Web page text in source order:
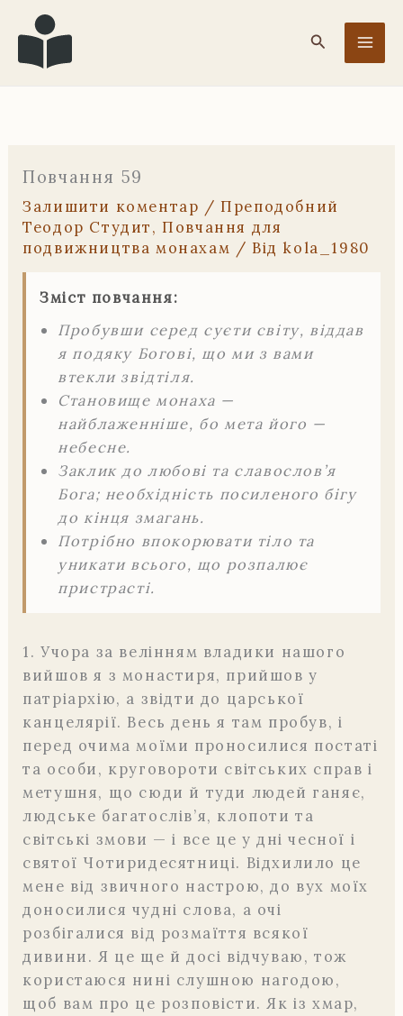
Перейти
до
вмісту
Пошук
Повчання 59
Залишити коментар / Преподобний
Теодор Студит, Повчання для
подвижництва монахам / Від kola_1980
Зміст повчання:
Пробувши серед суєти світу, віддав
я подяку Богові, що ми з вами
втекли звідтіля.
Становище монаха —
найблаженніше, бо мета його —
небесне.
Заклик до любові та славослов’я
Бога; необхідність посиленого бігу
до кінця змагань.
Потрібно впокорювати тіло та
уникати всього, що розпалює
пристрасті.
1. Учора за велінням владики нашого
вийшов я з монастиря, прийшов у
патріархію, а звідти до царської
канцелярії. Весь день я там пробув, і
перед очима моїми проносилися постаті
та особи, круговороти світських справ і
метушня, що сюди й туди людей ганяє,
людське багатослів’я, клопоти та
світські змови — і все це у дні чесної і
святої Чотиридесятниці. Відхилило це
мене від звичного настрою, до вух моїх
доносилися чудні слова, а очі
розбігалися від розмаїття всякої
дивини. Я це ще й досі відчуваю, тож
користаюся нині слушною нагодою,
щоб вам про це розповісти. Як із хмар,